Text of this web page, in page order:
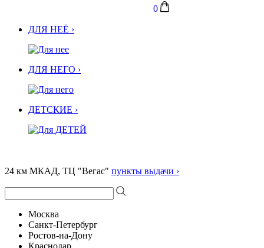
0
ДЛЯ НЕЁ ›
ДЛЯ НЕГО ›
ДЕТСКИЕ ›
24 км МКАД, ТЦ "Вегас" пункты выдачи ›
Москва
Санкт-Петербург
Ростов-на-Дону
Краснодар